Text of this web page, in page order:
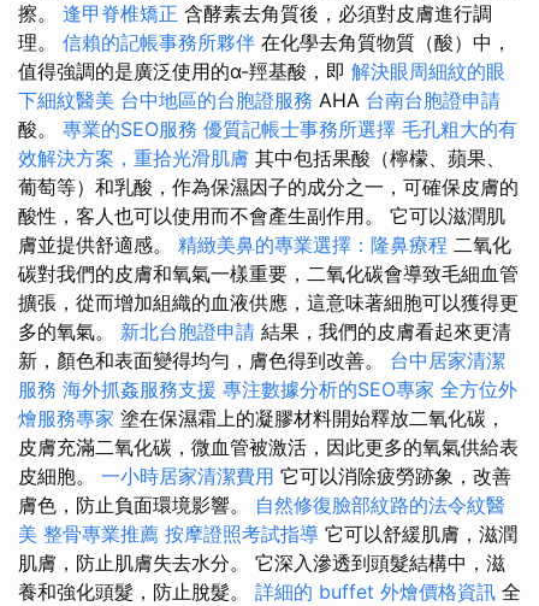
擦。 逢甲脊椎矯正 含酵素去角質後，必須對皮膚進行調
理。 信賴的記帳事務所夥伴 在化學去角質物質（酸）中，
值得強調的是廣泛使用的α-羥基酸，即 解決眼周細紋的眼
下細紋醫美 台中地區的台胞證服務 AHA 台南台胞證申請
酸。 專業的SEO服務 優質記帳士事務所選擇 毛孔粗大的有
效解決方案，重拾光滑肌膚 其中包括果酸（檸檬、蘋果、
葡萄等）和乳酸，作為保濕因子的成分之一，可確保皮膚的
酸性，客人也可以使用而不會產生副作用。 它可以滋潤肌
膚並提供舒適感。 精緻美鼻的專業選擇：隆鼻療程 二氧化
碳對我們的皮膚和氧氣一樣重要，二氧化碳會導致毛細血管
擴張，從而增加組織的血液供應，這意味著細胞可以獲得更
多的氧氣。 新北台胞證申請 結果，我們的皮膚看起來更清
新，顏色和表面變得均勻，膚色得到改善。 台中居家清潔
服務 海外抓姦服務支援 專注數據分析的SEO專家 全方位外
燴服務專家 塗在保濕霜上的凝膠材料開始釋放二氧化碳，
皮膚充滿二氧化碳，微血管被激活，因此更多的氧氣供給表
皮細胞。 一小時居家清潔費用 它可以消除疲勞跡象，改善
膚色，防止負面環境影響。 自然修復臉部紋路的法令紋醫
美 整骨專業推薦 按摩證照考試指導 它可以舒緩肌膚，滋潤
肌膚，防止肌膚失去水分。 它深入滲透到頭髮結構中，滋
養和強化頭髮，防止脫髮。 詳細的 buffet 外燴價格資訊 全